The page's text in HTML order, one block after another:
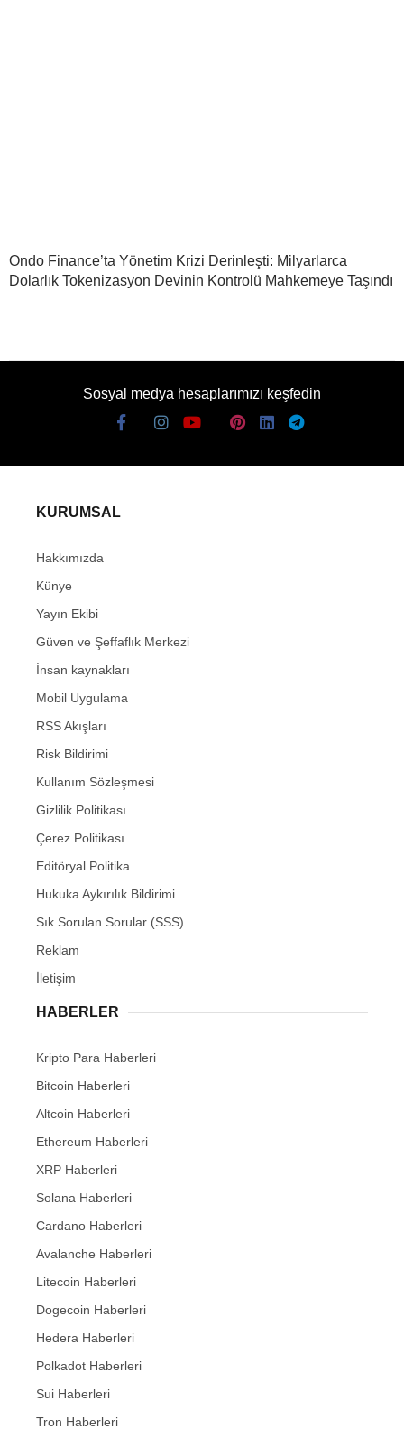
Ondo Finance’ta Yönetim Krizi Derinleşti: Milyarlarca
Dolarlık Tokenizasyon Devinin Kontrolü Mahkemeye Taşındı
Sosyal medya hesaplarımızı keşfedin
KURUMSAL
Hakkımızda
Künye
Yayın Ekibi
Güven ve Şeffaflık Merkezi
İnsan kaynakları
Mobil Uygulama
RSS Akışları
Risk Bildirimi
Kullanım Sözleşmesi
Gizlilik Politikası
Çerez Politikası
Editöryal Politika
Hukuka Aykırılık Bildirimi
Sık Sorulan Sorular (SSS)
Reklam
İletişim
HABERLER
Kripto Para Haberleri
Bitcoin Haberleri
Altcoin Haberleri
Ethereum Haberleri
XRP Haberleri
Solana Haberleri
Cardano Haberleri
Avalanche Haberleri
Litecoin Haberleri
Dogecoin Haberleri
Hedera Haberleri
Polkadot Haberleri
Sui Haberleri
Tron Haberleri